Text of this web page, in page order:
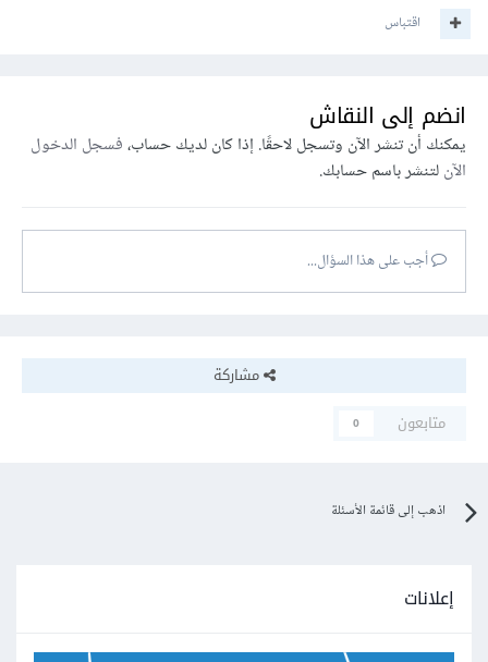
اقتباس
انضم إلى النقاش
يمكنك أن تنشر الآن وتسجل لاحقًا. إذا كان لديك حساب،فسجل الدخول
الآنلتنشر باسم حسابك.
أجب على هذا السؤال...
مشاركة
متابعون
0
اذهب إلى قائمة الأسئلة
إعلانات